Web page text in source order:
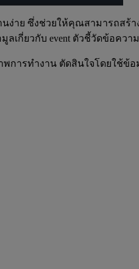
านง่าย ซึ่งช่วยให้คุณสามาร
กี่ยวกับ event ตัวชี้วัดข้อควา
ารทำงาน ตัดสินใจโดยใช้ข้